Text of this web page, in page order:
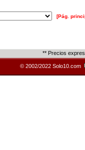
[Pág.
** Precios
© 2002/2022 Solo10.com